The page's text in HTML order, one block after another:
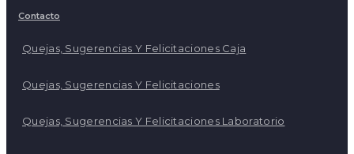
Contacto
Quejas, Sugerencias Y Felicitaciones Caja
Quejas, Sugerencias Y Felicitaciones
Quejas, Sugerencias Y Felicitaciones Laboratorio